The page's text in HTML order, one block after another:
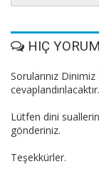
HIÇ
Sorularınız
cevaplandırılacaktır.
Lütfen dini
gönderiniz.
Teşekkürler.